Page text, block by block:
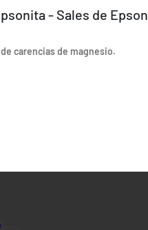
- Sales de Epson
carencias de magnesio.